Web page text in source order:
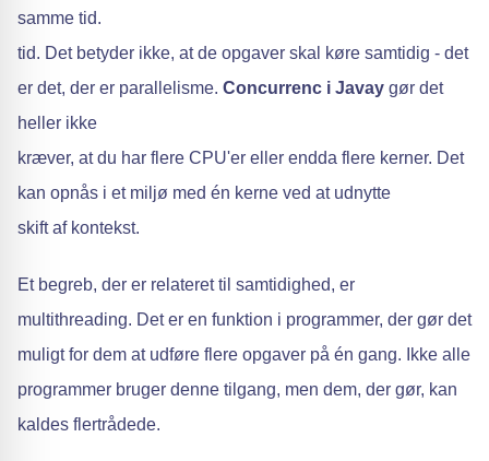
samme tid.
tid. Det betyder ikke, at de opgaver skal køre samtidig - det
er det, der er parallelisme. Concurrenc i Javay gør det
heller ikke
kræver, at du har flere CPU'er eller endda flere kerner. Det
kan opnås i et miljø med én kerne ved at udnytte
skift af kontekst.
Et begreb, der er relateret til samtidighed, er
multithreading. Det er en funktion i programmer, der gør det
muligt for dem at udføre flere opgaver på én gang. Ikke alle
programmer bruger denne tilgang, men dem, der gør, kan
kaldes flertrådede.